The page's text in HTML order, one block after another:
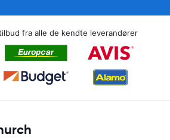
fra alle de kendte leverandører